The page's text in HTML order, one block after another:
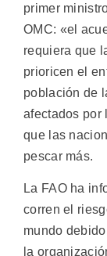
primer
OMC: «el
requiera que
prioricen el
población de
afectados por
que las
pescar más.
La FAO ha
corren el
mundo
la